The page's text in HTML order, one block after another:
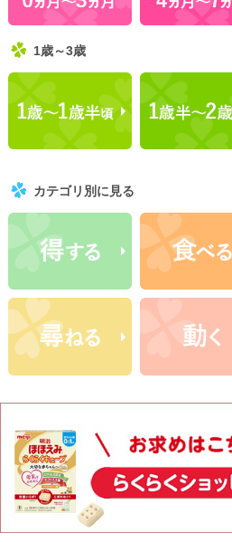
1歳～3歳
カテゴリ別に見る